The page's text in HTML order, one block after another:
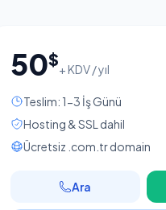
50$+ KDV / yıl
Teslim: 1-3 İş Günü
Hosting & SSL dahil
Ücretsiz .com.tr domain
Ara